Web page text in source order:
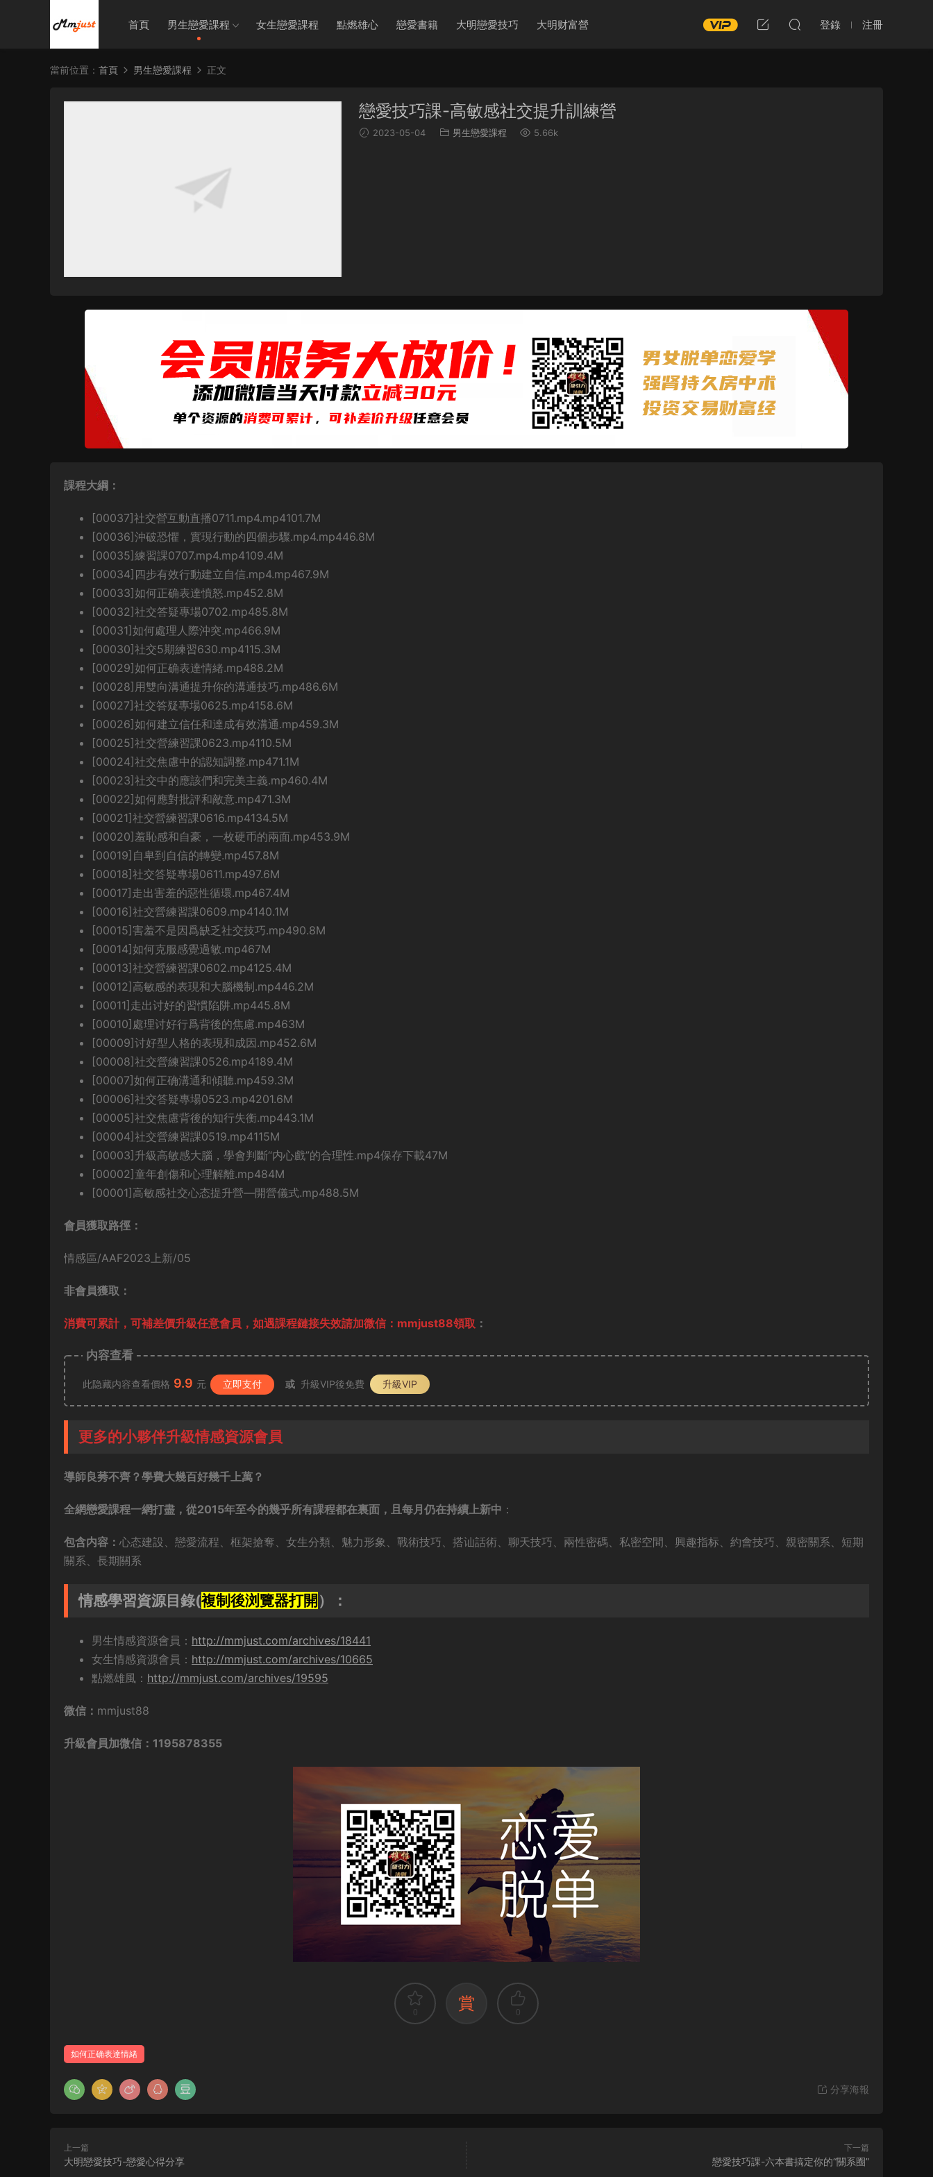
首頁 男生戀愛課程 女生戀愛課程 點燃雄心 戀愛書籍 大明戀愛技巧 大明财富營 登錄 注冊
當前位置： 首頁 男生戀愛課程 正文
戀愛技巧課-高敏感社交提升訓練營
2023-05-04 男生戀愛課程 5.66k
課程大綱：
[00037]社交營互動直播0711.mp4.mp4101.7M
[00036]沖破恐懼，實現行動的四個步驟.mp4.mp446.8M
[00035]練習課0707.mp4.mp4109.4M
[00034]四步有效行動建立自信.mp4.mp467.9M
[00033]如何正确表達憤怒.mp452.8M
[00032]社交答疑專場0702.mp485.8M
[00031]如何處理人際沖突.mp466.9M
[00030]社交5期練習630.mp4115.3M
[00029]如何正确表達情緒.mp488.2M
[00028]用雙向溝通提升你的溝通技巧.mp486.6M
[00027]社交答疑專場0625.mp4158.6M
[00026]如何建立信任和達成有效溝通.mp459.3M
[00025]社交營練習課0623.mp4110.5M
[00024]社交焦慮中的認知調整.mp471.1M
[00023]社交中的應該們和完美主義.mp460.4M
[00022]如何應對批評和敵意.mp471.3M
[00021]社交營練習課0616.mp4134.5M
[00020]羞恥感和自豪，一枚硬币的兩面.mp453.9M
[00019]自卑到自信的轉變.mp457.8M
[00018]社交答疑專場0611.mp497.6M
[00017]走出害羞的惡性循環.mp467.4M
[00016]社交營練習課0609.mp4140.1M
[00015]害羞不是因爲缺乏社交技巧.mp490.8M
[00014]如何克服感覺過敏.mp467M
[00013]社交營練習課0602.mp4125.4M
[00012]高敏感的表現和大腦機制.mp446.2M
[00011]走出讨好的習慣陷阱.mp445.8M
[00010]處理讨好行爲背後的焦慮.mp463M
[00009]讨好型人格的表現和成因.mp452.6M
[00008]社交營練習課0526.mp4189.4M
[00007]如何正确溝通和傾聽.mp459.3M
[00006]社交答疑專場0523.mp4201.6M
[00005]社交焦慮背後的知行失衡.mp443.1M
[00004]社交營練習課0519.mp4115M
[00003]升級高敏感大腦，學會判斷“内心戲”的合理性.mp4保存下載47M
[00002]童年創傷和心理解離.mp484M
[00001]高敏感社交心态提升營—開營儀式.mp488.5M
會員獲取路徑：
情感區/AAF2023上新/05
非會員獲取：
消費可累計，可補差價升級任意會員， 如遇課程鏈接失效請加微信：mmjust88領取 ：
内容查看
此隐藏内容查看價格 9.9 元 立即支付 或 升級VIP後免費 升級VIP
更多的小夥伴升級情感資源會員
導師良莠不齊？學費大幾百好幾千上萬？
全網戀愛課程一網打盡，從2015年至今的幾乎所有課程都在裏面，且每月仍在持續上新中 ：
包含内容： 心态建設、戀愛流程、框架搶奪、女生分類、魅力形象、戰術技巧、搭讪話術、聊天技巧、兩性密碼、私密空間、興趣指标、約會技巧、親密關系、短期
關系、長期關系
情感學習資源目錄(複制後浏覽器打開 ）：
男生情感資源會員： http://mmjust.com/archives/18441
女生情感資源會員： http://mmjust.com/archives/10665
點燃雄風： http://mmjust.com/archives/19595
微信： mmjust88
升級會員加微信：1195878355
0 賞 0
如何正确表達情緒
分享海報
上一篇
大明戀愛技巧-戀愛心得分享
下一篇
戀愛技巧課-六本書搞定你的“關系圈”